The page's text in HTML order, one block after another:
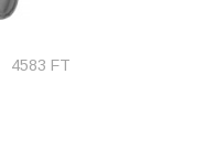
4583 FT